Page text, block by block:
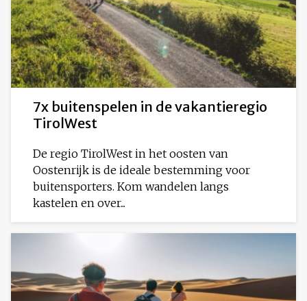
7x buitenspelen in de vakantieregio
TirolWest
De regio TirolWest in het oosten van
Oostenrijk is de ideale bestemming voor
buitensporters. Kom wandelen langs
kastelen en over...